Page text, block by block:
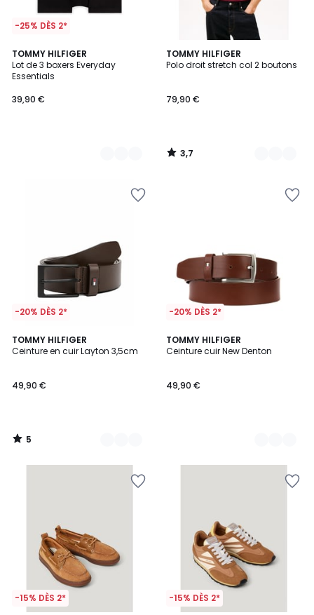
-25% DÈS 2*
TOMMY HILFIGER
Lot de 3 boxers Everyday
Essentials
39,90 €
3
Couleurs
TOMMY HILFIGER
Polo droit stretch col 2 boutons
79,90 €
3,7
/ 5
7
Couleurs
3,7
/
-20% DÈS 2*
TOMMY HILFIGER
Ceinture en cuir Layton 3,5cm
49,90 €
5
/
2
Couleurs
5
/
-20% DÈS 2*
TOMMY HILFIGER
Ceinture cuir New Denton
49,90 €
2
Couleurs
-15% DÈS 2* -15% DÈS 2*